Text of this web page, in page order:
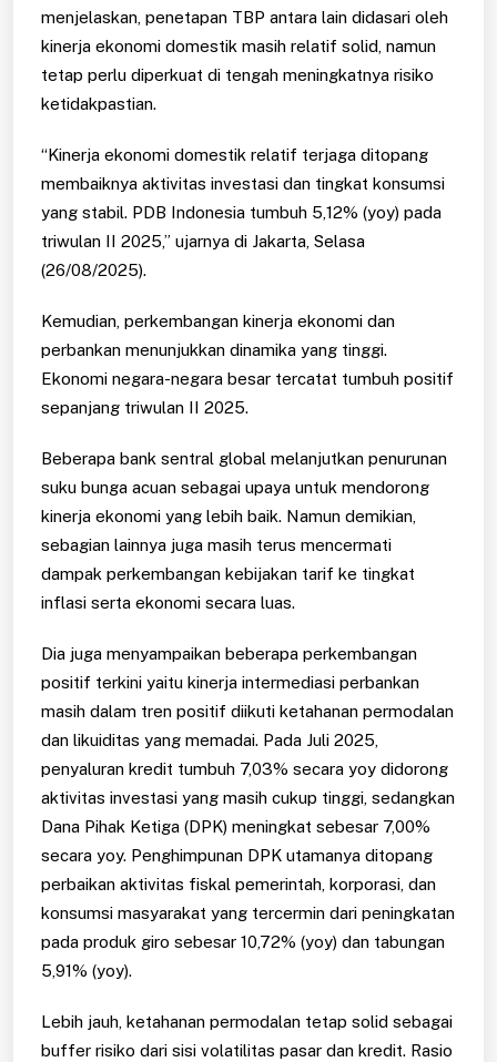
menjelaskan, penetapan TBP antara lain didasari oleh
kinerja ekonomi domestik masih relatif solid, namun
tetap perlu diperkuat di tengah meningkatnya risiko
ketidakpastian.
“Kinerja ekonomi domestik relatif terjaga ditopang
membaiknya aktivitas investasi dan tingkat konsumsi
yang stabil. PDB Indonesia tumbuh 5,12% (yoy) pada
triwulan II 2025,” ujarnya di Jakarta, Selasa
(26/08/2025).
Kemudian, perkembangan kinerja ekonomi dan
perbankan menunjukkan dinamika yang tinggi.
Ekonomi negara-negara besar tercatat tumbuh positif
sepanjang triwulan II 2025.
Beberapa bank sentral global melanjutkan penurunan
suku bunga acuan sebagai upaya untuk mendorong
kinerja ekonomi yang lebih baik. Namun demikian,
sebagian lainnya juga masih terus mencermati
dampak perkembangan kebijakan tarif ke tingkat
inflasi serta ekonomi secara luas.
Dia juga menyampaikan beberapa perkembangan
positif terkini yaitu kinerja intermediasi perbankan
masih dalam tren positif diikuti ketahanan permodalan
dan likuiditas yang memadai. Pada Juli 2025,
penyaluran kredit tumbuh 7,03% secara yoy didorong
aktivitas investasi yang masih cukup tinggi, sedangkan
Dana Pihak Ketiga (DPK) meningkat sebesar 7,00%
secara yoy. Penghimpunan DPK utamanya ditopang
perbaikan aktivitas fiskal pemerintah, korporasi, dan
konsumsi masyarakat yang tercermin dari peningkatan
pada produk giro sebesar 10,72% (yoy) dan tabungan
5,91% (yoy).
Lebih jauh, ketahanan permodalan tetap solid sebagai
buffer risiko dari sisi volatilitas pasar dan kredit. Rasio